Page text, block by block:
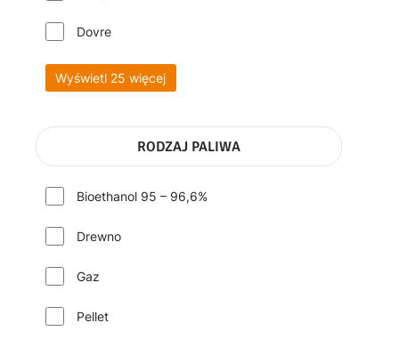
Dovre
Wyświetl 25 więcej
RODZAJ PALIWA
Bioethanol 95 – 96,6%
Drewno
Gaz
Pellet